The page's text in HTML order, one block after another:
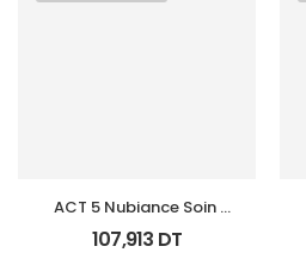
ACT 5 Nubiance Soin
Anti Imperfections 30Ml
107,913 DT